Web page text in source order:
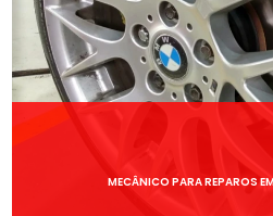
MECÂNICO PARA REPAROS